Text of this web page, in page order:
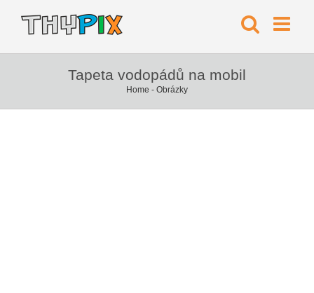
Tapeta vodopádů na mobil
Home - Obrázky